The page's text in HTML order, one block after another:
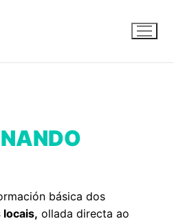
básica dos
ollada directa ao